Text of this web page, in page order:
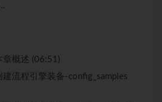
章概述 (06:51)
流程引擎装备-config_samples